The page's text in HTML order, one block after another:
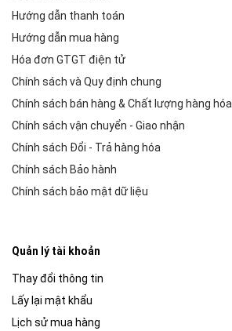
Hướng dẫn thanh toán
Hướng dẫn mua hàng
Hóa đơn GTGT điện tử
Chính sách và Quy định chung
Chính sách bán hàng & Chất lượng hàng hóa
Chính sách vận chuyển - Giao nhận
Chính sách Đổi - Trả hàng hóa
Chính sách Bảo hành
Chính sách bảo mật dữ liệu
Quản lý tài khoản
Thay đổi thông tin
Lấy lại mật khẩu
Lịch sử mua hàng